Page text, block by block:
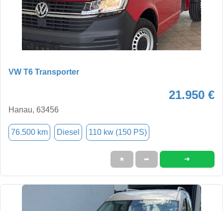
VW T6 Transporter
21.950 €
Hanau, 63456
76.500 km Diesel 110 kw (150 PS)
★ ➦ ➜